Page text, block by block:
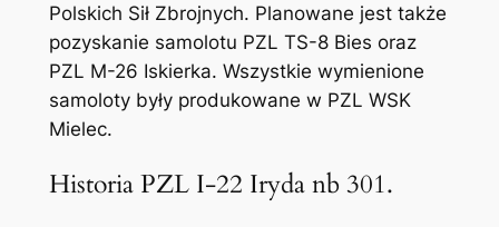
Polskich Sił Zbrojnych. Planowane jest także
pozyskanie samolotu PZL TS-8 Bies oraz
PZL M-26 Iskierka. Wszystkie wymienione
samoloty były produkowane w PZL WSK
Mielec.
Historia PZL I-22 Iryda nb 301.